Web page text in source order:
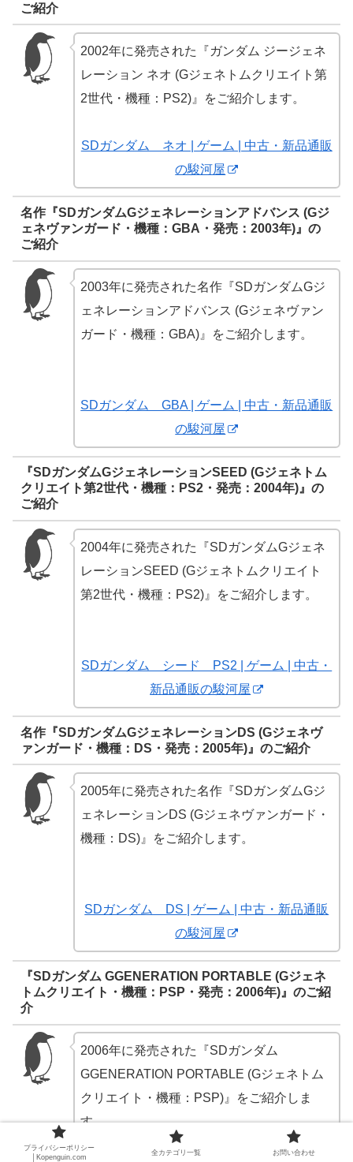
ご紹介
2002年に発売された『ガンダム ジージェネ
レーション ネオ (Gジェネトムクリエイト第
2世代・機種：PS2)』をご紹介します。
SDガンダム ネオ | ゲーム | 中古・新品通販
の駿河屋
名作『SDガンダムGジェネレーションアドバンス (Gジ
ェネヴァンガード・機種：GBA・発売：2003年)』の
ご紹介
2003年に発売された名作『SDガンダムGジ
ェネレーションアドバンス (Gジェネヴァン
ガード・機種：GBA)』をご紹介します。
SDガンダム GBA | ゲーム | 中古・新品通販
の駿河屋
『SDガンダムGジェネレーションSEED (Gジェネトム
クリエイト第2世代・機種：PS2・発売：2004年)』の
ご紹介
2004年に発売された『SDガンダムGジェネ
レーションSEED (Gジェネトムクリエイト
第2世代・機種：PS2)』をご紹介します。
SDガンダム シード PS2 | ゲーム | 中古・
新品通販の駿河屋
名作『SDガンダムGジェネレーションDS (Gジェネヴ
ァンガード・機種：DS・発売：2005年)』のご紹介
2005年に発売された名作『SDガンダムGジ
ェネレーションDS (Gジェネヴァンガード・
機種：DS)』をご紹介します。
SDガンダム DS | ゲーム | 中古・新品通販
の駿河屋
『SDガンダム GGENERATION PORTABLE (Gジェネ
トムクリエイト・機種：PSP・発売：2006年)』のご紹
介
2006年に発売された『SDガンダム
GGENERATION PORTABLE (Gジェネトム
クリエイト・機種：PSP)』をご紹介しま
す。
プライバシーポリシー
│Kopenguin.com
全カテゴリ一覧 お問い合わせ